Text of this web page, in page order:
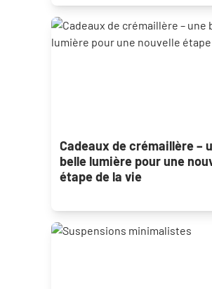
Cadeaux de crémaillère –
belle lumière pour une
étape de la vie